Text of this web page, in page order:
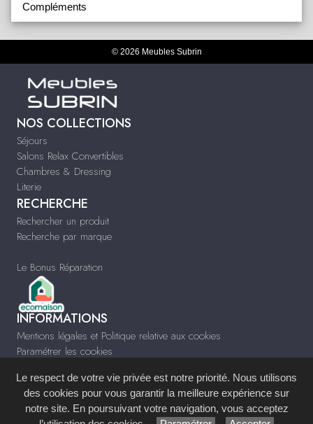
Compléments
© 2026 Meubles Subrin
NOS COLLECTIONS
Séjours
Salons Relax Convertibles
Chambres & Dressing
Literie
RECHERCHE
Rechercher un produit
Recherche par marque
Le Bonus Réparation
INFORMATIONS
Mentions légales et Politique relative aux cookies
Paramétrer les cookies
www.meublessubrin.fr
Site réalisé avec leSystème de Gestion de Contenu (SGC)imagenia, créé et
Le respect de votre vie privée est notre priorité. Nous utilisons
des cookies pour vous garantir la meilleure expérience sur
notre site. En poursuivant votre navigation, vous acceptez